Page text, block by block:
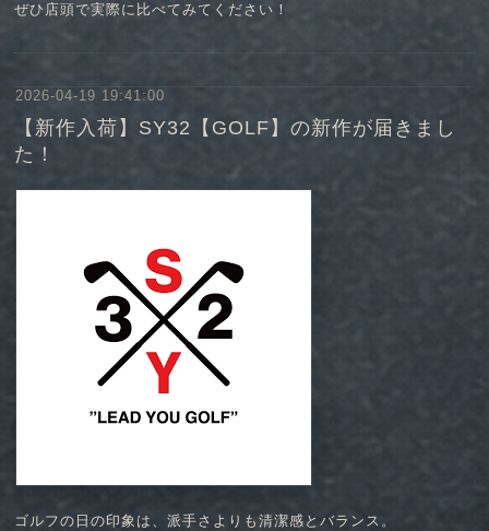
ぜひ店頭で実際に比べてみてください！
2026-04-19 19:41:00
【新作入荷】SY32【GOLF】の新作が届きまし
た！
ゴルフの日の印象は、派手さよりも清潔感とバランス。